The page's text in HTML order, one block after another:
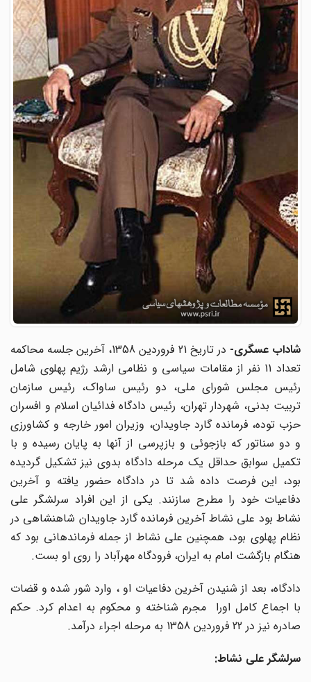
شاداب عسگری-
در تاریخ 21 فروردین 1358، آخرین جلسه محاکمه
تعداد 11 نفر از مقامات سیاسی و نظامی ارشد رژیم پهلوی شامل
رئیس مجلس شورای ملی، دو رئیس ساواک، رئیس سازمان
تربیت بدنی، شهردار تهران، رئیس دادگاه فدائیان اسلام و افسران
حزب توده، فرمانده گارد جاویدان، وزیران امور خارجه و کشاورزی
و دو سناتور که بازجوئی و بازپرسی از آنها به پایان رسیده و با
تکمیل سوابق حداقل یک مرحله دادگاه بدوی نیز تشکیل گردیده
بود، این فرصت داده شد تا در دادگاه حضور یافته و آخرین
دفاعیات خود را مطرح سازنند. یکی از این افراد سرلشگر علی
نشاط بود علی نشاط آخرین فرمانده گارد جاویدان شاهنشاهی در
نظام پهلوی بود، همچنین علی نشاط از جمله فرماندهانی بود که
هنگام بازگشت امام به ایران، فرودگاه مهرآباد را روی او بست.
دادگاه، بعد از شنیدن آخرین دفاعیات او ، وارد شور شده و قضات
با اجماع کامل اورا مجرم شناخته و محکوم به اعدام کرد. حکم
صادره نیز در 22 فروردین 1358 به مرحله اجراء درآمد.
سرلشگر علی نشاط: